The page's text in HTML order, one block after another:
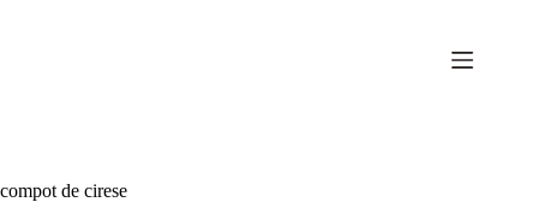
compot de cirese